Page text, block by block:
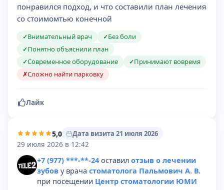
понравился подход, и что составили план лечения
со стоимомтью конечной
✓Внимательный врач ✓Без боли
✓Понятно объяснили план
✓Современное оборудование ✓Принимают вовремя
✗Сложно найти парковку
Лайк
5,0
Дата визита 21 июля 2026
29 июля 2026 в 12:42
+7 (977) ***-**-24 оставил отзыв о лечении
зубов у врача стоматолога Пальмович А. В.
при посещении Центр стоматологии ЮМИ